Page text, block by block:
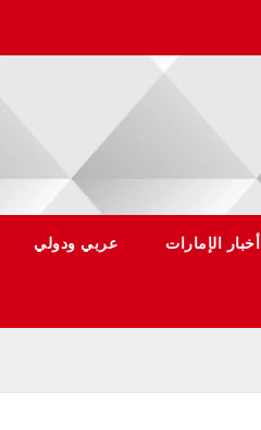
أخبار الإمارات عربي ودولي